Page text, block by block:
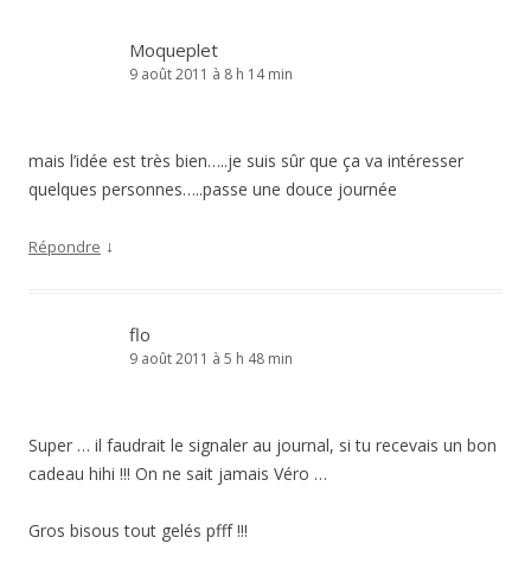
Moqueplet
9 août 2011 à 8 h 14 min
mais l’idée est très bien…..je suis sûr que ça va intéresser
quelques personnes…..passe une douce journée
Répondre ↓
flo
9 août 2011 à 5 h 48 min
Super … il faudrait le signaler au journal, si tu recevais un bon
cadeau hihi !!! On ne sait jamais Véro …
Gros bisous tout gelés pfff !!!